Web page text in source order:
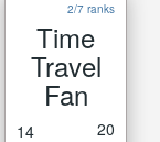
2/7 ranks
Time
Travel
Fan
14 20